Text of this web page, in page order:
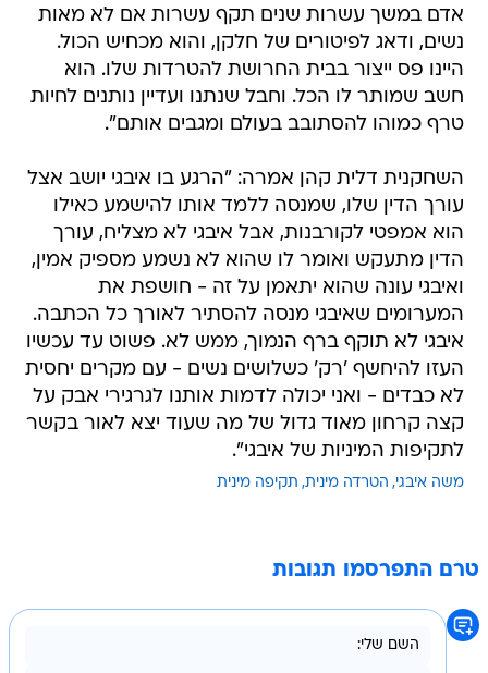
אדם במשך עשרות שנים תקף עשרות אם לא מאות
נשים, ודאג לפיטורים של חלקן, והוא מכחיש הכול.
היינו פס ייצור בבית החרושת להטרדות שלו. הוא
חשב שמותר לו הכל. וחבל שנתנו ועדיין נותנים לחיות
טרף כמוהו להסתובב בעולם ומגבים אותם".
השחקנית דלית קהן אמרה: "הרגע בו איבגי יושב אצל
עורך הדין שלו, שמנסה ללמד אותו להישמע כאילו
הוא אמפטי לקורבנות, אבל איבגי לא מצליח, עורך
הדין מתעקש ואומר לו שהוא לא נשמע מספיק אמין,
ואיבגי עונה שהוא יתאמן על זה - חושפת את
המערומים שאיבגי מנסה להסתיר לאורך כל הכתבה.
איבגי לא תוקף ברף הנמוך, ממש לא. פשוט עד עכשיו
העזו להיחשף 'רק' כשלושים נשים - עם מקרים יחסית
לא כבדים - ואני יכולה לדמות אותנו לגרגירי אבק על
קצה קרחון מאוד גדול של מה שעוד יצא לאור בקשר
לתקיפות המיניות של איבגי".
משה איבגי הטרדה מינית תקיפה מינית
טרם התפרסמו תגובות